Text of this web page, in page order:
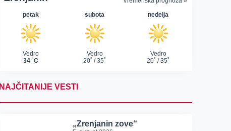
NAJČITANIJE VESTI
„Zrenjanin zove“